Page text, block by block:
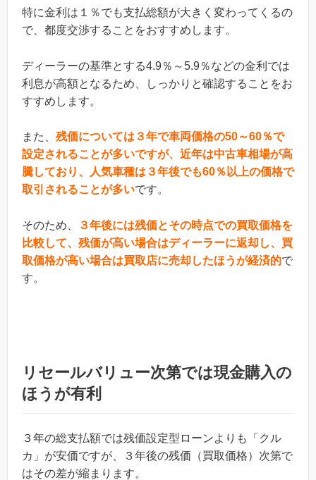
特に金利は１％でも支払総額が大きく変わってくるの
で、都度交渉することをおすすめします。
ディーラーの基準とする4.9％～5.9％などの金利では
利息が高額となるため、しっかりと確認することをお
すすめします。
また、 残価については３年で車両価格の50～60％で
設定されることが多いですが、近年は中古車相場が高
騰しており、人気車種は３年後でも60％以上の価格で
取引されることが多いです。
そのため、
３年後には残価とその時点での買取価格を
比較して、残価が高い場合はディーラーに返却し、買
取価格が高い場合は買取店に売却したほうが経済的で
す。
リセールバリュー次第では現金購入の
ほうが有利
３年の総支払額では残価設定型ローンよりも「クル
カ」が安価ですが、３年後の残価（買取価格）次第で
はその差が縮まります。